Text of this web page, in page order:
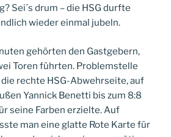
Sei´s drum – die HSG durfte
wieder einmal jubeln.
gehörten den Gastgebern,
Toren führten. Problemstelle
rechte HSG-Abwehrseite, auf
Yannick Benetti bis zum 8:8
seine Farben erzielte. Auf
man eine glatte Rote Karte für